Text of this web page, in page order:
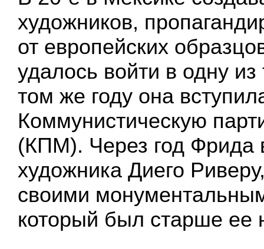
художников,
от европейских
удалось войти в одну из
том же году она
Коммунистическую
(КПМ). Через год
художника Диего
своими
который был старше ее